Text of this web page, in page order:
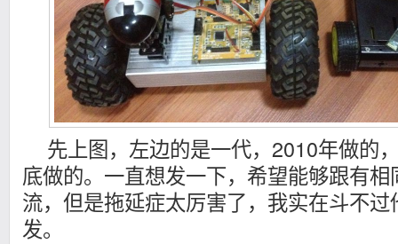
先上图，左边的是一代，2010年做的
底做的。一直想发一下，希望能够跟有
流，但是拖延症太厉害了，我实在斗不
发。